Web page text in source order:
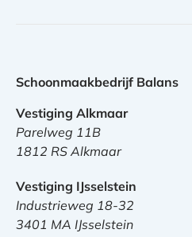
Schoonmaakbedrijf Balans
Vestiging Alkmaar
Parelweg 11B
1812 RS Alkmaar
Vestiging IJsselstein
Industrieweg 18-32
3401 MA IJsselstein